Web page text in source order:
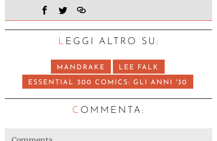
LEGGI ALTRO SU:
MANDRAKE LEE FALK
ESSENTIAL 300 COMICS: GLI ANNI '30
C OMMENTA: